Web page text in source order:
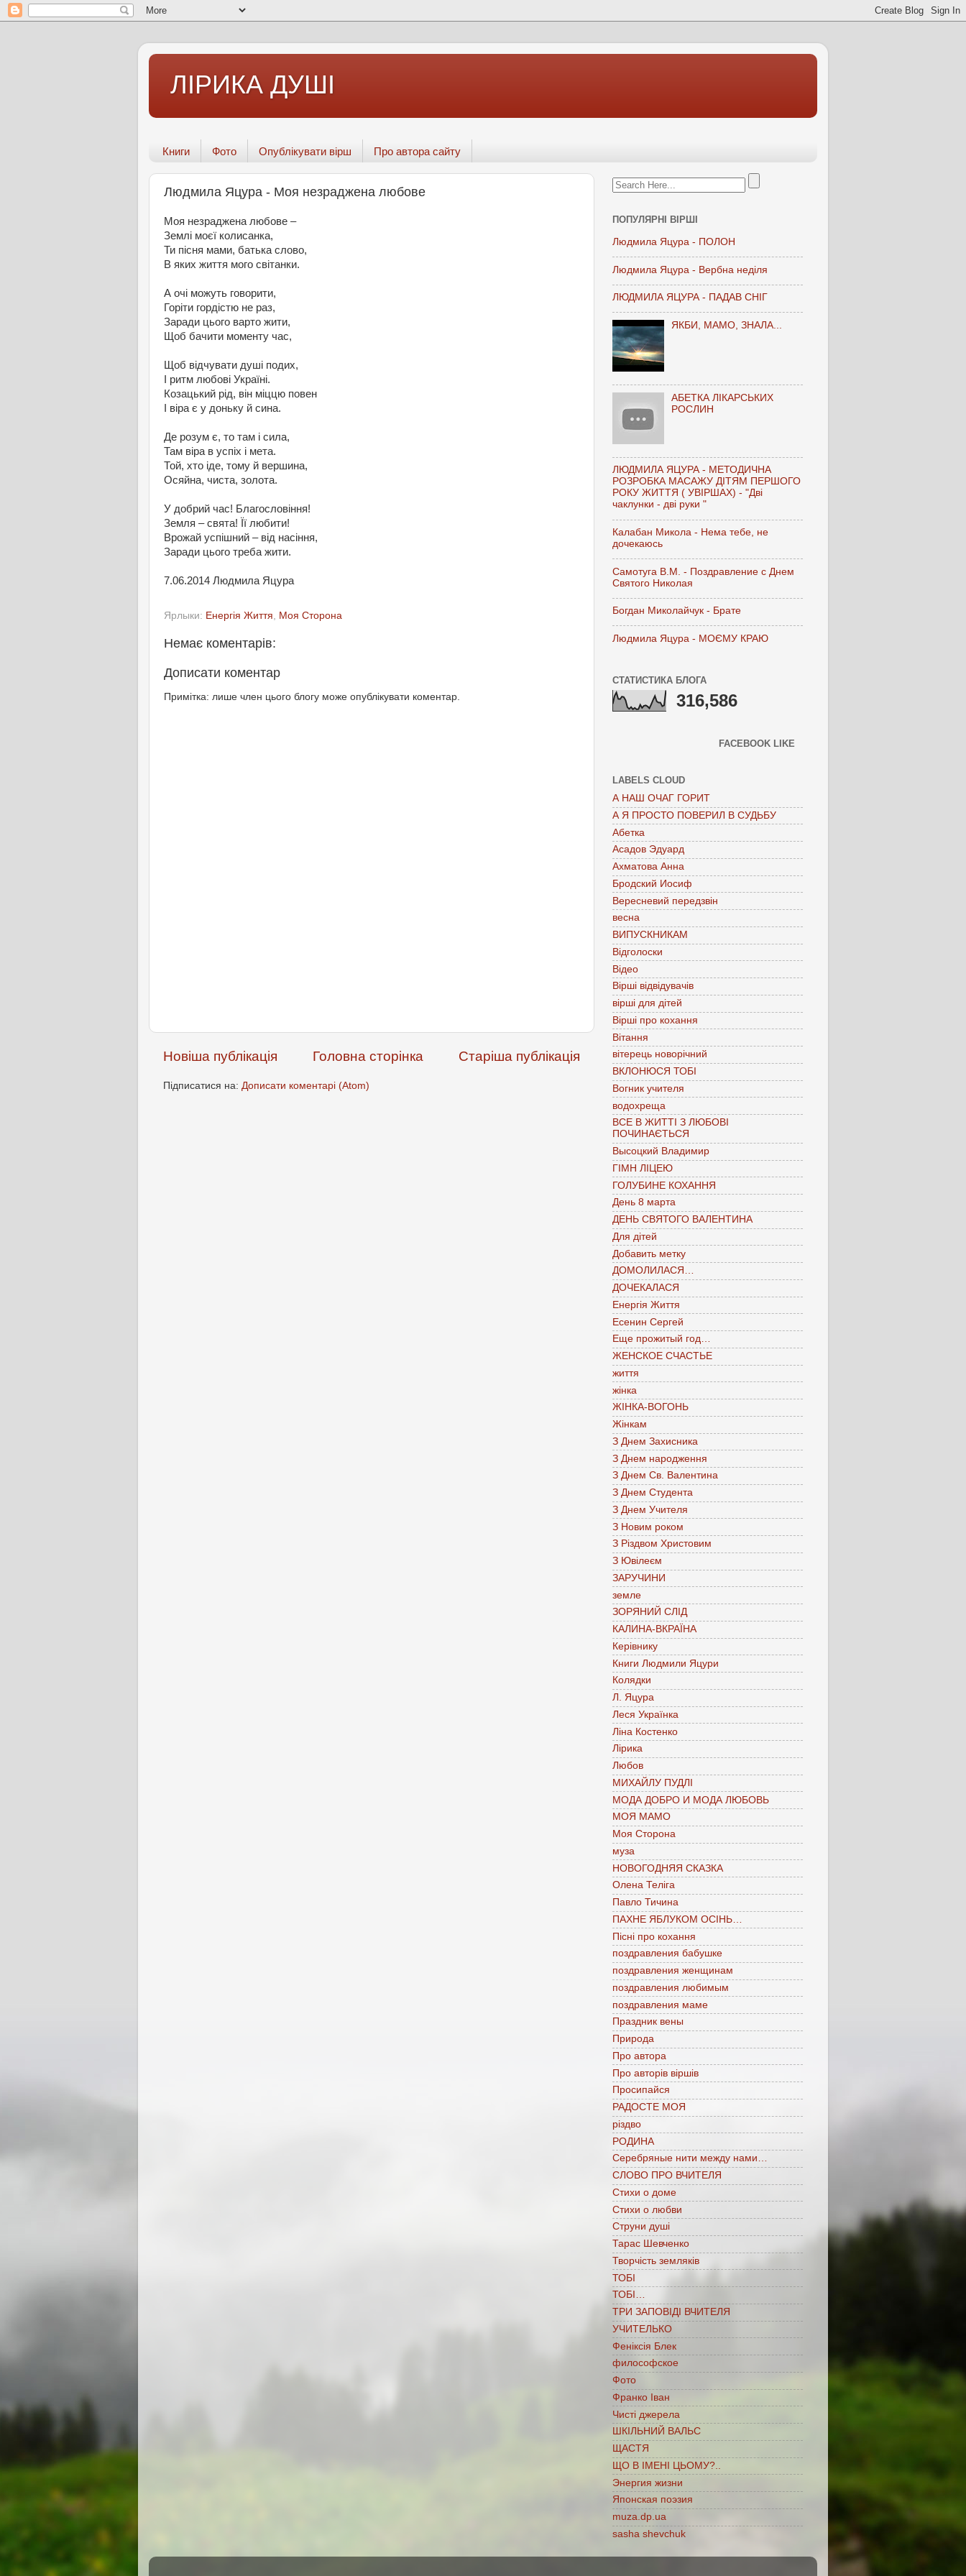
ЛІРИКА ДУШІ
Книги Фото Опублікувати вірш Про автора сайту
Людмила Яцура - Моя незраджена любове
Моя незраджена любове –
Землі моєї колисанка,
Ти пісня мами, батька слово,
В яких життя мого світанки.
А очі можуть говорити,
Горіти гордістю не раз,
Заради цього варто жити,
Щоб бачити моменту час,
Щоб відчувати душі подих,
І ритм любові Україні.
Козацький рід, він міццю повен
І віра є у доньку й сина.
Де розум є, то там і сила,
Там віра в успіх і мета.
Той, хто іде, тому й вершина,
Осяйна, чиста, золота.
У добрий час! Благословіння!
Земля – свята! Її любити!
Врожай успішний – від насіння,
Заради цього треба жити.
7.06.2014 Людмила Яцура
Ярлыки: Енергія Життя, Моя Сторона
Немає коментарів:
Дописати коментар
Примітка: лише член цього блогу може опублікувати коментар.
Новіша публікація Старіша публікація
Головна сторінка
Підписатися на: Дописати коментарі (Atom)
ПОПУЛЯРНІ ВІРШІ
Людмила Яцура - ПОЛОН
Людмила Яцура - Вербна неділя
ЛЮДМИЛА ЯЦУРА - ПАДАВ СНІГ
ЯКБИ, МАМО, ЗНАЛА...
АБЕТКА ЛІКАРСЬКИХ
РОСЛИН
ЛЮДМИЛА ЯЦУРА - МЕТОДИЧНА
РОЗРОБКА МАСАЖУ ДІТЯМ ПЕРШОГО
РОКУ ЖИТТЯ ( УВІРШАХ) - "Дві
чаклунки - дві руки "
Калабан Микола - Нема тебе, не
дочекаюсь
Самотуга В.М. - Поздравление с Днем
Святого Николая
Богдан Миколайчук - Брате
Людмила Яцура - МОЄМУ КРАЮ
СТАТИСТИКА БЛОГА
316,586
FACEBOOK LIKE
LABELS CLOUD
А НАШ ОЧАГ ГОРИТ
А Я ПРОСТО ПОВЕРИЛ В СУДЬБУ
Абетка
Асадов Эдуард
Ахматова Анна
Бродский Иосиф
Вересневий передзвін
весна
ВИПУСКНИКАМ
Відголоски
Відео
Вірші відвідувачів
вірші для дітей
Вірші про кохання
Вітання
вітерець новорічний
ВКЛОНЮСЯ ТОБІ
Вогник учителя
водохреща
ВСЕ В ЖИТТІ З ЛЮБОВІ
ПОЧИНАЄТЬСЯ
Высоцкий Владимир
ГІМН ЛІЦЕЮ
ГОЛУБИНЕ КОХАННЯ
День 8 марта
ДЕНЬ СВЯТОГО ВАЛЕНТИНА
Для дітей
Добавить метку
ДОМОЛИЛАСЯ…
ДОЧЕКАЛАСЯ
Енергія Життя
Есенин Сергей
Еще прожитый год…
ЖЕНСКОЕ СЧАСТЬЕ
життя
жінка
ЖІНКА-ВОГОНЬ
Жінкам
З Днем Захисника
З Днем народження
З Днем Св. Валентина
З Днем Студента
З Днем Учителя
З Новим роком
З Різдвом Христовим
З Ювілеєм
ЗАРУЧИНИ
земле
ЗОРЯНИЙ СЛІД
КАЛИНА-ВКРАЇНА
Керівнику
Книги Людмили Яцури
Колядки
Л. Яцура
Леся Українка
Ліна Костенко
Лірика
Любов
МИХАЙЛУ ПУДЛІ
МОДА ДОБРО И МОДА ЛЮБОВЬ
МОЯ МАМО
Моя Сторона
муза
НОВОГОДНЯЯ СКАЗКА
Олена Теліга
Павло Тичина
ПАХНЕ ЯБЛУКОМ ОСІНЬ…
Пісні про кохання
поздравления бабушке
поздравления женщинам
поздравления любимым
поздравления маме
Праздник вены
Природа
Про автора
Про авторів віршів
Просипайся
РАДОСТЕ МОЯ
різдво
РОДИНА
Серебряные нити между нами…
СЛОВО ПРО ВЧИТЕЛЯ
Стихи о доме
Стихи о любви
Струни душі
Тарас Шевченко
Творчість земляків
ТОБІ
ТОБІ…
ТРИ ЗАПОВІДІ ВЧИТЕЛЯ
УЧИТЕЛЬКО
Феніксія Блек
философское
Фото
Франко Іван
Чисті джерела
ШКІЛЬНИЙ ВАЛЬС
ЩАСТЯ
ЩО В ІМЕНІ ЦЬОМУ?..
Энергия жизни
Японская поэзия
muza.dp.ua
sasha shevchuk